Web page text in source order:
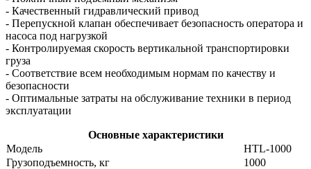
- Качественный гидравлический привод
- Перепускной клапан обеспечивает безопасность оператора и
насоса под нагрузкой
- Контролируемая скорость вертикальной транспортировки
груза
- Соответствие всем необходимым нормам по качеству и
безопасности
- Оптимальные затраты на обслуживание техники в период
эксплуатации
Основные характеристики
Модель
HTL-1000
Грузоподъемность, кг
1000